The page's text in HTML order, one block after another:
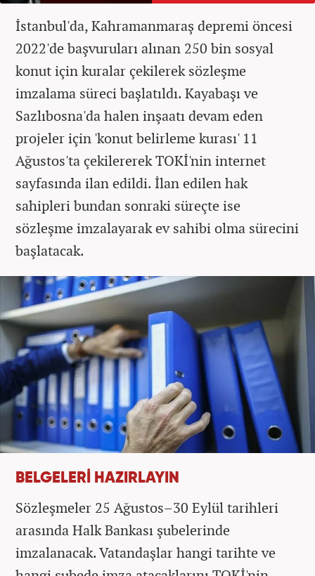
İstanbul'da, Kahramanmaraş depremi öncesi
2022'de başvuruları alınan 250 bin sosyal
konut için kuralar çekilerek sözleşme
imzalama süreci başlatıldı. Kayabaşı ve
Sazlıbosna'da halen inşaatı devam eden
projeler için 'konut belirleme kurası' 11
Ağustos'ta çekilererek TOKİ'nin internet
sayfasında ilan edildi. İlan edilen hak
sahipleri bundan sonraki süreçte ise
sözleşme imzalayarak ev sahibi olma sürecini
başlatacak.
BELGELERİ HAZIRLAYIN
Sözleşmeler 25 Ağustos–30 Eylül tarihleri
arasında Halk Bankası şubelerinde
imzalanacak. Vatandaşlar hangi tarihte ve